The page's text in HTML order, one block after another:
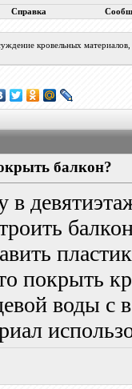
Справка
кровельных
балкон?
в
покрыть
воды с